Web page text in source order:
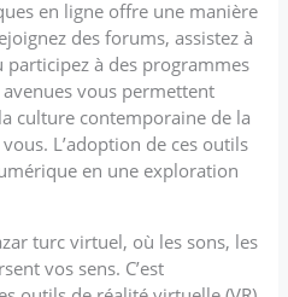
en ligne offre une manière
des forums, assistez à
à des programmes
avenues vous permettent
culture contemporaine de la
L’adoption de ces outils
en une exploration
turc virtuel, où les sons, les
vos sens. C’est